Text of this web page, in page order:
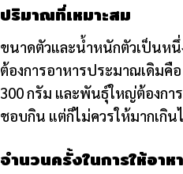
ปริมาณที่เหมาะสม
ขนาดตัวและน้ำหนักตัวเป็นห
ต้องการอาหารประมาณเดิมคื
300 กรัม และพันธุ์ใหญ่ต้องกา
ชอบกิน แต่ก็ไม่ควรให้มากเกิ
จำนวนครั้งในการให้อาห